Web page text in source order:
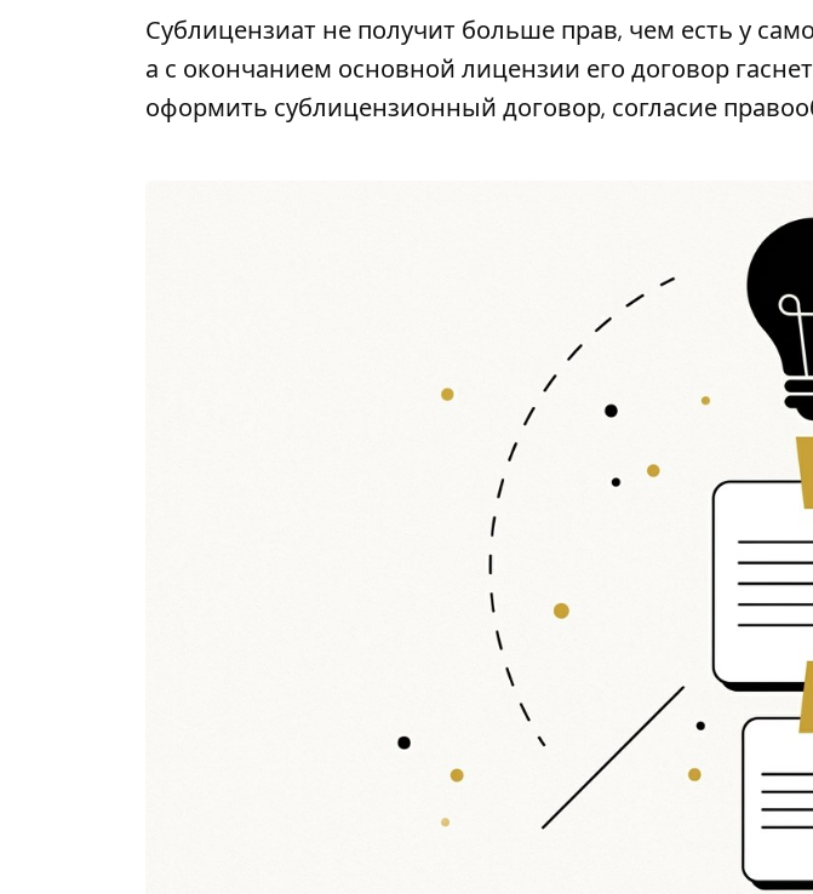
Сублицензиат не получит больше прав, чем есть у
а с окончанием основной лицензии его договор
оформить сублицензионный договор, согласие